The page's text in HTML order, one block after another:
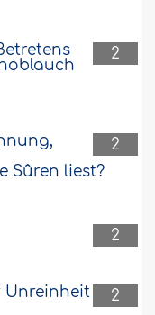
2
2
Sûren liest?
2
2
Unreinheit